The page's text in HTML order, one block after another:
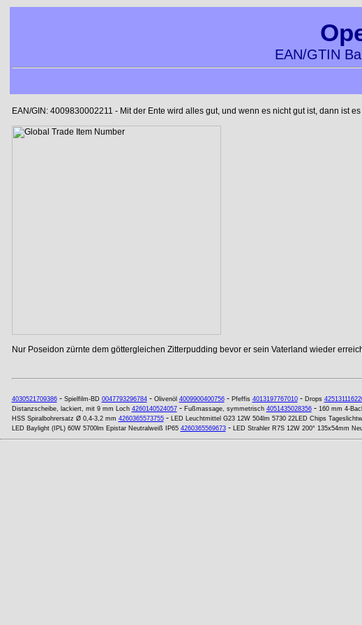
EAN/GTIN
EAN/GIN: 4009830002211 - Mit der Ente wird alles gut, und wenn es nicht gut ist, dann ist
Nur Poseidon zürnte dem göttergleichen Zitterpudding bevor er sein Vaterland wieder
4030521709386- Spielfilm-BD 0047793296784- Olivenöl 4009900400756- Pfeffis 4013197767010- Drops
Distanzscheibe, lackiert, mit 9 mm Loch 4260140524057- Fußmassage, symmetrisch 4051435028356- 160 mm 4-
HSS Spiralbohrersatz Ø 0,4-3,2 mm 4260365573755- LED Leuchtmittel G23 12W 504lm 5730 22LED Chips
LED Baylight (IPL) 60W 5700lm Epistar Neutralweiß IP65 4260365569673- LED Strahler R7S 12W 200° 135x54mm